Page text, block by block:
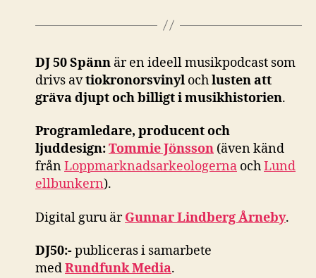
DJ 50 Spänn är en ideell musikpodcast som
drivs avtiokronorsvinyl ochlusten att
gräva djupt och billigt i musikhistorien.
Programledare, producent och
ljuddesign:Tommie Jönsson (även känd
frånLoppmarknadsarkeologerna ochLund
ellbunkern).
Digital guru ärGunnar Lindberg Årneby.
DJ50:-publiceras i samarbete
medRundfunk Media.